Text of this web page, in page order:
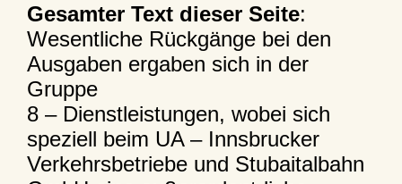
Gesamter Text dieser Seite:
Wesentliche Rückgänge bei den
Ausgaben ergaben sich in der
Gruppe
8 – Dienstleistungen, wobei sich
speziell beim UA – Innsbrucker
Verkehrsbetriebe und Stubaitalbahn